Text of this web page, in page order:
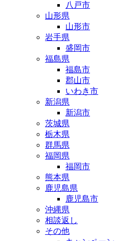
八戸市
山形県
山形市
岩手県
盛岡市
福島県
福島市
郡山市
いわき市
新潟県
新潟市
茨城県
栃木県
群馬県
福岡県
福岡市
熊本県
鹿児島県
鹿児島市
沖縄県
相談返し
その他